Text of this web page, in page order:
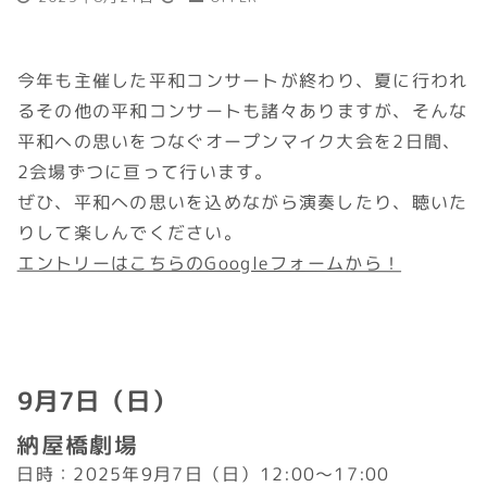
今年も主催した平和コンサートが終わり、夏に行われ
るその他の平和コンサートも諸々ありますが、そんな
平和への思いをつなぐオープンマイク大会を2日間、
2会場ずつに亘って行います。
ぜひ、平和への思いを込めながら演奏したり、聴いた
りして楽しんでください。
エントリーはこちらのGoogleフォームから！
9月7日（日）
納屋橋劇場
日時：2025年9月7日（日）12:00～17:00